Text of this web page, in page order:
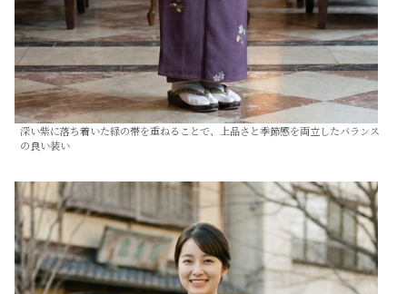
深い紫に落ち着いた緑の帯を重ねることで、上品さと季節感を両立したバランス
の良い装い